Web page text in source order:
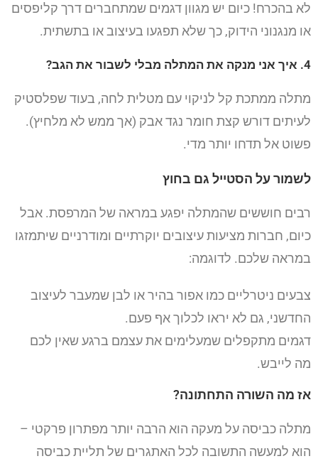
לא בהכרח! כיום יש מגוון דגמים שמתחברים דרך קליפסים
או מנגנוני הידוק, כך שלא תפגעו בעיצוב או בתשתית.
4. איך אני מנקה את המתלה מבלי לשבור את הגב?
מתלה ממתכת קל לניקוי עם מטלית לחה, בעוד שפלסטיק
לעיתים דורש קצת חומר נגד אבק (אך ממש לא מלחיץ).
פשוט אל תדחו יותר מדי.
לשמור על הסטייל גם בחוץ
רבים חוששים שהמתלה יפגע במראה של המרפסת. אבל
כיום, חברות מציעות עיצובים יוקרתיים ומודרניים שיתמזגו
במראה שלכם. לדוגמה:
צבעים ניטרליים כמו אפור בהיר או לבן שמעבר לעיצוב
החדשני, גם לא יראו לכלוך אף פעם.
דגמים מתקפלים שמעלימים את עצמם ברגע שאין לכם
מה לייבש.
אז מה השורה התחתונה?
מתלה כביסה על מעקה הוא הרבה יותר מפתרון פרקטי –
הוא למעשה התשובה לכל האתגרים של תליית כביסה